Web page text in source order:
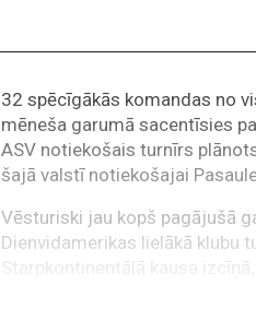
32 spēcīgākās komandas no
mēneša garumā sacentīsies
ASV notiekošais turnīrs
šajā valstī notiekošajai
Vēsturiski jau kopš pagājušā
Dienvidamerikas lielākā klubu
Starpkontinentālā kausa